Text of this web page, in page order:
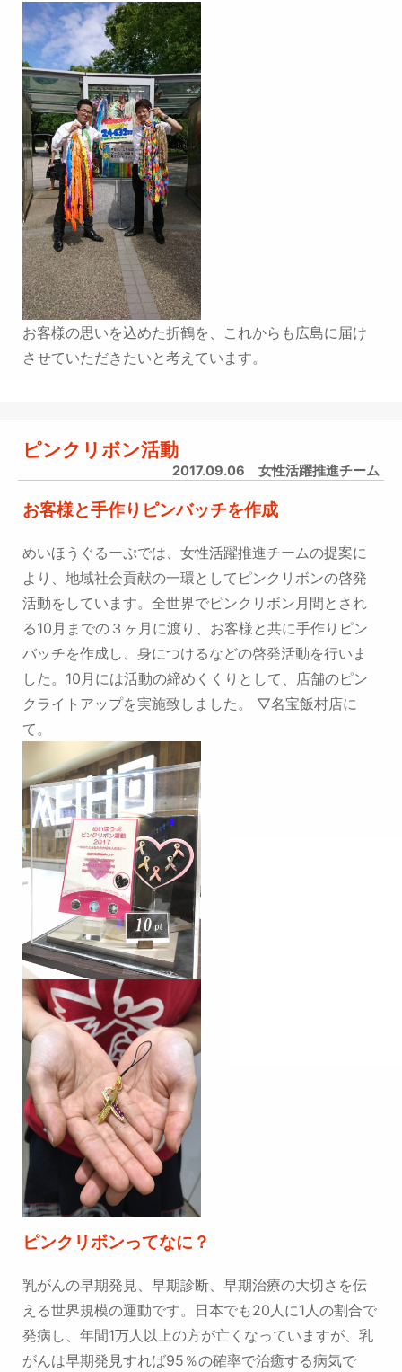
お客様の思いを込めた折鶴を、これからも広島に届け
させていただきたいと考えています。
ピンクリボン活動
2017.09.06 女性活躍推進チーム
お客様と手作りピンバッチを作成
めいほうぐるーぷでは、女性活躍推進チームの提案に
より、地域社会貢献の一環としてピンクリボンの啓発
活動をしています。全世界でピンクリボン月間とされ
る10月までの３ヶ月に渡り、お客様と共に手作りピン
バッチを作成し、身につけるなどの啓発活動を行いま
した。10月には活動の締めくくりとして、店舗のピン
クライトアップを実施致しました。 ▽名宝飯村店に
て。
ピンクリボンってなに？
乳がんの早期発見、早期診断、早期治療の大切さを伝
える世界規模の運動です。日本でも20人に1人の割合で
発病し、年間1万人以上の方が亡くなっていますが、乳
がんは早期発見すれば95％の確率で治癒する病気で